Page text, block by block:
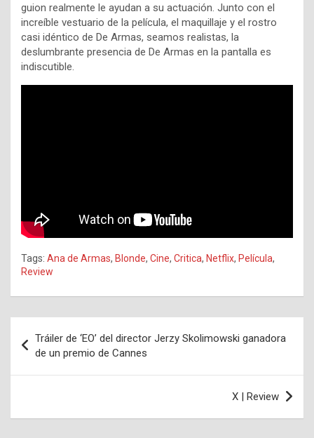
guion realmente le ayudan a su actuación. Junto con el
increíble vestuario de la película, el maquillaje y el rostro
casi idéntico de De Armas, seamos realistas, la
deslumbrante presencia de De Armas en la pantalla es
indiscutible.
Tags: Ana de Armas, Blonde, Cine, Critica, Netflix, Película,
Review
de
entradas
Tráiler de ‘EO’ del director Jerzy Skolimowski ganadora
de un premio de Cannes
X | Review